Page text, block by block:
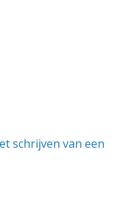
schrijven van een